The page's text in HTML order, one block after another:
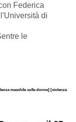
Federica
di
le
maschile sulle donne][violenza